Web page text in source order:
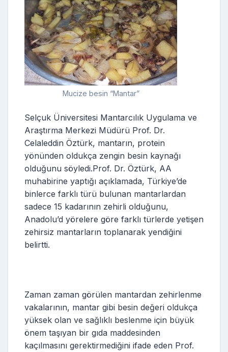
Mucize besin “Mantar”
Selçuk Üniversitesi Mantarcılık Uygulama ve
Araştırma Merkezi Müdürü Prof. Dr.
Celaleddin Öztürk, mantarın, protein
yönünden oldukça zengin besin kaynağı
olduğunu söyledi.Prof. Dr. Öztürk, AA
muhabirine yaptığı açıklamada, Türkiye’de
binlerce farklı türü bulunan mantarlardan
sadece 15 kadarının zehirli olduğunu,
Anadolu’d yörelere göre farklı türlerde yetişen
zehirsiz mantarların toplanarak yendiğini
belirtti.
Zaman zaman görülen mantardan zehirlenme
vakalarının, mantar gibi besin değeri oldukça
yüksek olan ve sağlıklı beslenme için büyük
önem taşıyan bir gıda maddesinden
kaçılmasını gerektirmediğini ifade eden Prof.